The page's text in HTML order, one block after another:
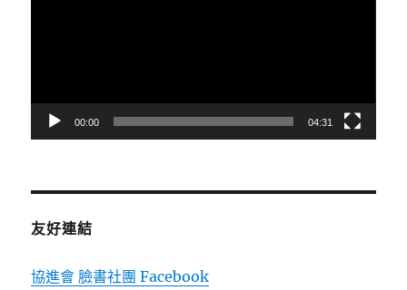
00:00 04:31
友好連結
協進會 臉書社團 Facebook